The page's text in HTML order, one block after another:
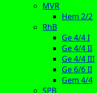
MVR
Hem 2/2
RhB
Ge 4/4 I
Ge 4/4 II
Ge 4/4 III
Ge 6/6 II
Gem 4/4
SPB